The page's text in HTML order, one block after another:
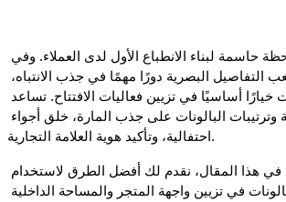
احتفالية، وتأكيد هوية العلامة التجارية.